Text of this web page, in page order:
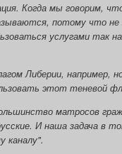
Когда мы говорим,
потому что не
услугами так
Либерии, например,
этот теневой
матросов
И наша задача в
каналу".